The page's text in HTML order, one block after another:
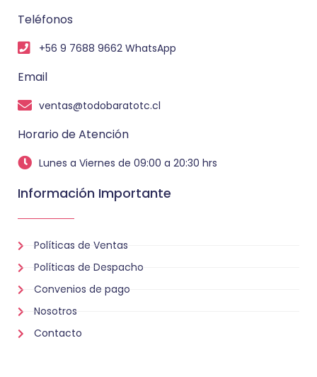
Teléfonos
+56 9 7688 9662 WhatsApp
Email
ventas@todobaratotc.cl
Horario de Atención
Lunes a Viernes de 09:00 a 20:30 hrs
Información Importante
Políticas de Ventas
Políticas de Despacho
Convenios de pago
Nosotros
Contacto